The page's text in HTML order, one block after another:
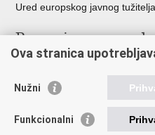
Ured europskog javnog tužitelja
Poveznice
Državno odvjetništvo
Ured za suzbijanje korupcije i
Državnoodvjetničko vijeće
Ova stranica
Nužni
Funkcionalni